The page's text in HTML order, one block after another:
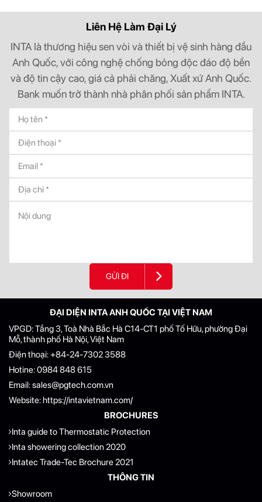
Liên Hệ Làm Đại Lý
INTA là thương hiệu sen vòi và thiết bị vệ sinh hàng đầu
Anh Quốc, với công nghệ chống bỏng độc đáo độ bền
và độ tin cậy cao, giá cả phải chăng, Xuất xứ Anh Quốc.
Bank muốn trở thành nhà phân phối sản phẩm INTA.
GỬI ĐI
ĐẠI DIỆN INTA ANH QUỐC TẠI VIỆT NAM
VPGD: Tầng 3, Toà Nhà Bắc Hà C14-CT1 phố Tố Hữu, phường Đại
Mỗ, thành phố Hà Nội, Việt Nam
Điện thoại:+84-24-7302 3588
Hotine:0984 848 615
Email:sales@pgtech.com.vn
Website:https://intavietnam.com/
BROCHURES
Inta guide to Thermostatic Protection
Inta showering collection 2020
Intatec Trade-Tec Brochure 2021
THÔNG TIN
Showroom